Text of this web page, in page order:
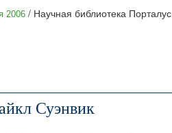
2006 / Научная библиотека Порталус
Суэнвик